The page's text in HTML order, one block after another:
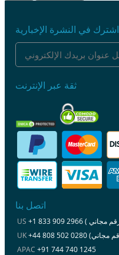
اشترك في النشرة الإخبارية
ثقة عبر الإنترنت
اتصل بنا
US
UK
APAC +91 744 740 1245